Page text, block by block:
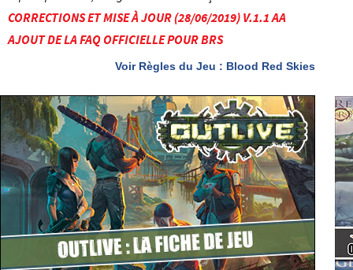
Voir Règles du Jeu : Blood Red Skies